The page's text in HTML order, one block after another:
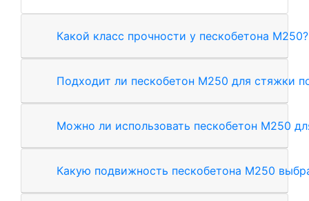
Какой класс прочности у пескобетона М250?
Подходит ли пескобетон М250 для стяжки
Можно ли использовать пескобетон М250
Какую подвижность пескобетона М250